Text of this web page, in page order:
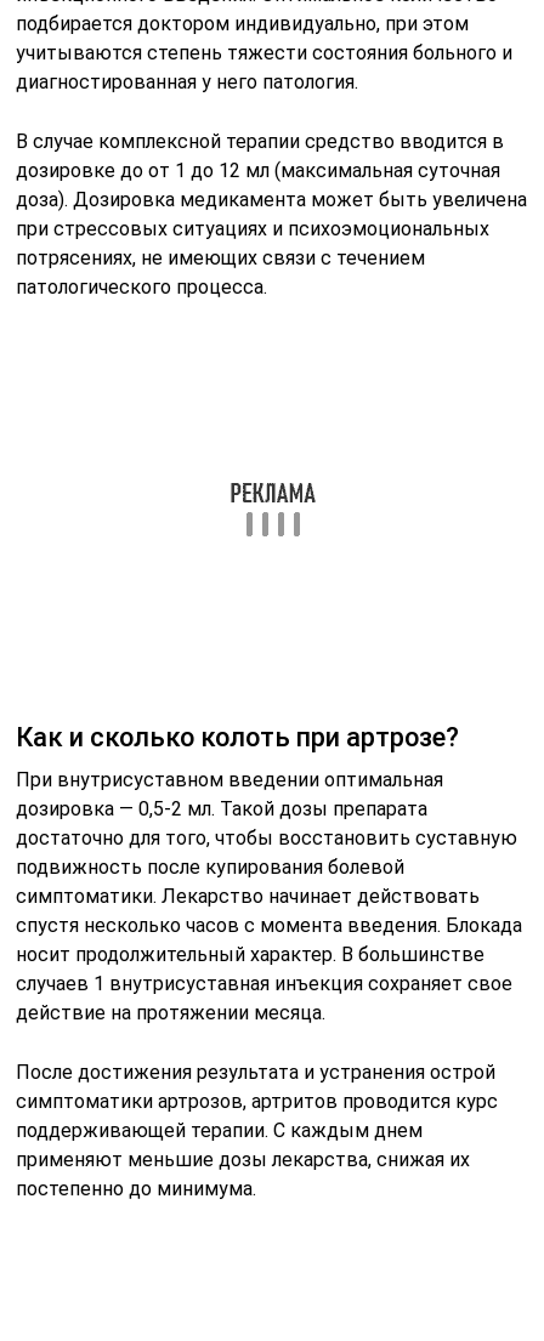
подбирается доктором индивидуально, при этом
учитываются степень тяжести состояния больного и
диагностированная у него патология.
В случае комплексной терапии средство вводится в
дозировке до от 1 до 12 мл (максимальная суточная
доза). Дозировка медикамента может быть увеличена
при стрессовых ситуациях и психоэмоциональных
потрясениях, не имеющих связи с течением
патологического процесса.
Как и сколько колоть при артрозе?
При внутрисуставном введении оптимальная
дозировка — 0,5-2 мл. Такой дозы препарата
достаточно для того, чтобы восстановить суставную
подвижность после купирования болевой
симптоматики. Лекарство начинает действовать
спустя несколько часов с момента введения. Блокада
носит продолжительный характер. В большинстве
случаев 1 внутрисуставная инъекция сохраняет свое
действие на протяжении месяца.
После достижения результата и устранения острой
симптоматики артрозов, артритов проводится курс
поддерживающей терапии. С каждым днем
применяют меньшие дозы лекарства, снижая их
постепенно до минимума.